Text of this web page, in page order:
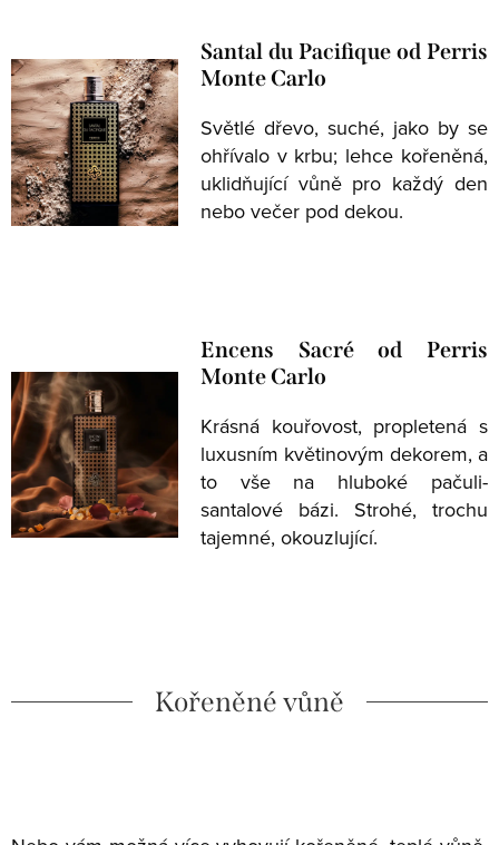
Santal du Pacifique od Perris
Monte Carlo
Světlé dřevo, suché, jako by se
ohřívalo v krbu; lehce kořeněná,
uklidňující vůně pro každý den
nebo večer pod dekou.
Encens Sacré od Perris
Monte Carlo
Krásná kouřovost, propletená s
luxusním květinovým dekorem, a
to vše na hluboké pačuli-
santalové bázi. Strohé, trochu
tajemné, okouzlující.
Kořeněné vůně